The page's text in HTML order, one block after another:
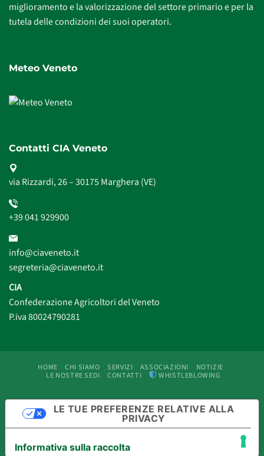
miglioramento e la valorizzazione del settore primario e per la
tutela delle condizioni dei suoi operatori.
Meteo Veneto
Contatti CIA Veneto
via Rizzardi, 26 – 30175 Marghera (VE)
+39 041 929900
info@ciaveneto.it
segreteria@ciaveneto.it
CIA
Confederazione Agricoltori del Veneto
P.iva 80024790281
HOME CHI SIAMO SERVIZI ASSOCIAZIONI NOTIZIE
LE NOSTRE SEDI CONTATTI WHISTLEBLOWING
Informativa sulla raccolta
LE TUE PREFERENZE RELATIVE ALLA
PRIVACY